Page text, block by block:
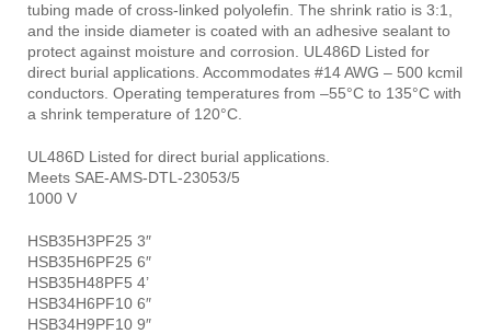
tubing made of cross-linked polyolefin. The shrink ratio is 3:1,
and the inside diameter is coated with an adhesive sealant to
protect against moisture and corrosion. UL486D Listed for
direct burial applications. Accommodates #14 AWG – 500 kcmil
conductors. Operating temperatures from –55°C to 135°C with
a shrink temperature of 120°C.
UL486D Listed for direct burial applications.
Meets SAE-AMS-DTL-23053/5
1000 V
HSB35H3PF25 3″
HSB35H6PF25 6″
HSB35H48PF5 4’
HSB34H6PF10 6″
HSB34H9PF10 9″